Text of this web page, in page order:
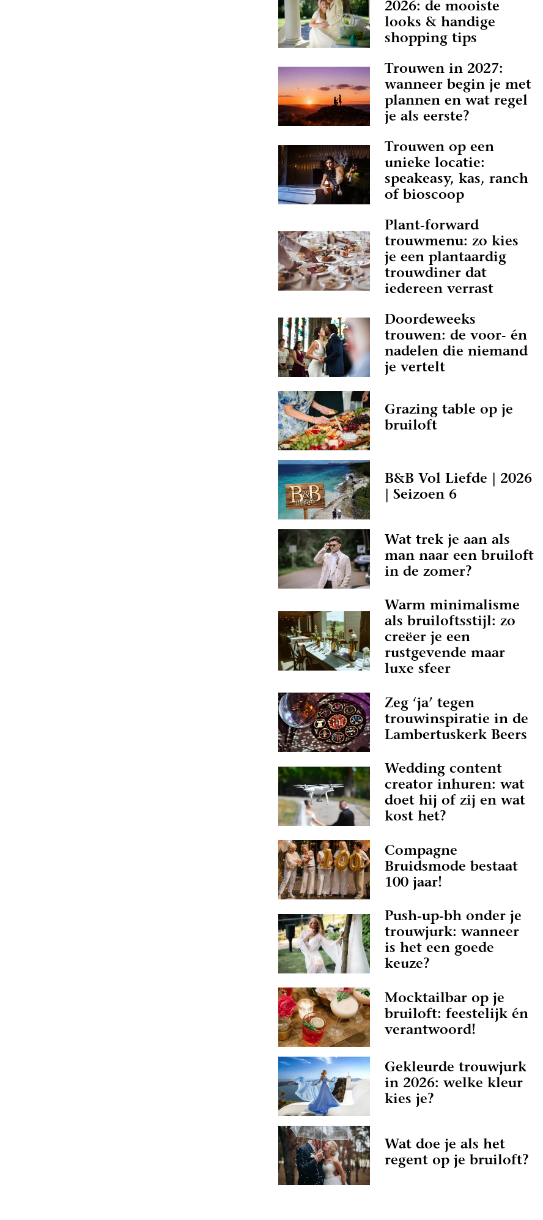
2026: de mooiste
looks & handige
shopping tips
Trouwen in 2027:
wanneer begin je met
plannen en wat regel
je als eerste?
Trouwen op een
unieke locatie:
speakeasy, kas, ranch
of bioscoop
Plant-forward
trouwmenu: zo kies
je een plantaardig
trouwdiner dat
iedereen verrast
Doordeweeks
trouwen: de voor- én
nadelen die niemand
je vertelt
Grazing table op je
bruiloft
B&B Vol Liefde | 2026
| Seizoen 6
Wat trek je aan als
man naar een bruiloft
in de zomer?
Warm minimalisme
als bruiloftsstijl: zo
creëer je een
rustgevende maar
luxe sfeer
Zeg ‘ja’ tegen
trouwinspiratie in de
Lambertuskerk Beers
Wedding content
creator inhuren: wat
doet hij of zij en wat
kost het?
Compagne
Bruidsmode bestaat
100 jaar!
Push-up-bh onder je
trouwjurk: wanneer
is het een goede
keuze?
Mocktailbar op je
bruiloft: feestelijk én
verantwoord!
Gekleurde trouwjurk
in 2026: welke kleur
kies je?
Wat doe je als het
regent op je bruiloft?